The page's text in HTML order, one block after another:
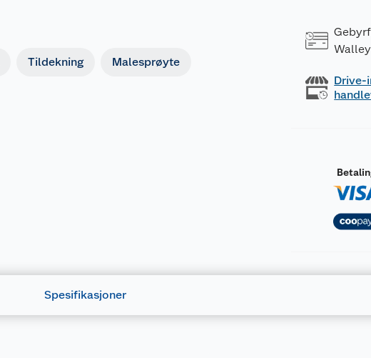
Tildekning Malesprøyte
Walley
Drive-
Spesifikasjoner